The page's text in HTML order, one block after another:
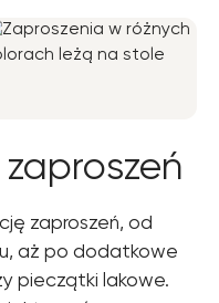
zaproszeń, od
aż po dodatkowe
pieczątki lakowe.